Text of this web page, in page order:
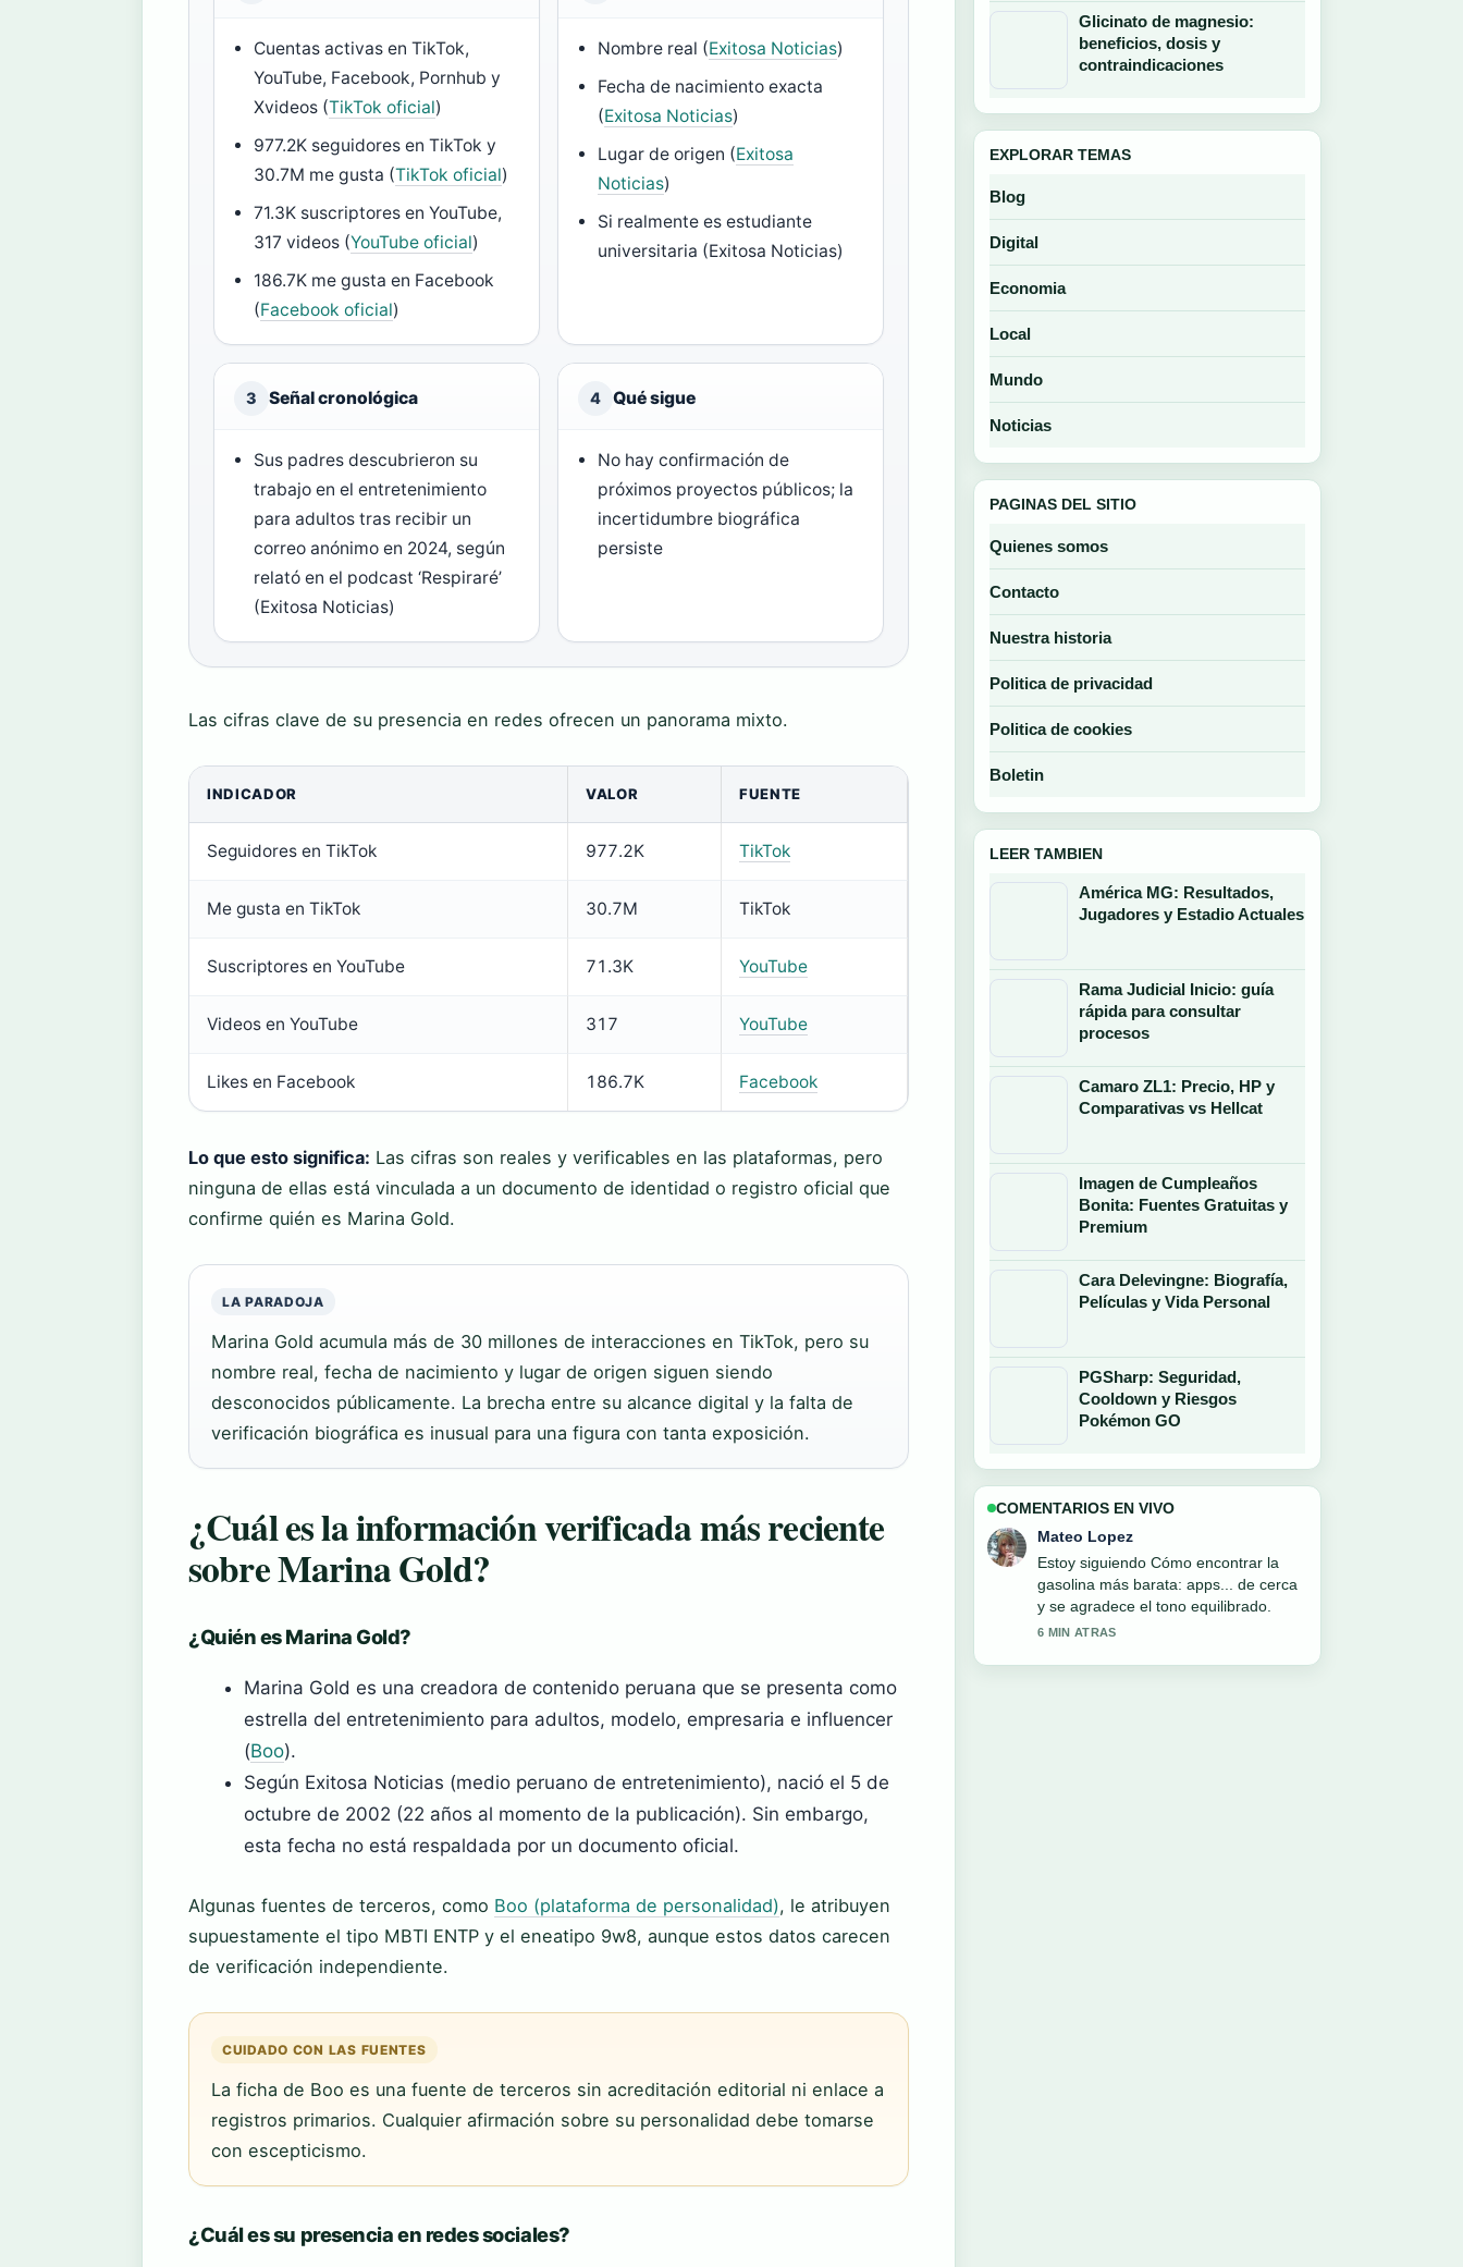
Cuentas activas en TikTok,
YouTube, Facebook, Pornhub y
Xvideos (TikTok oficial)
977.2K seguidores en TikTok y
30.7M me gusta (TikTok oficial)
71.3K suscriptores en YouTube,
317 videos (YouTube oficial)
186.7K me gusta en Facebook
(Facebook oficial)
Nombre real (Exitosa Noticias)
Fecha de nacimiento exacta
(Exitosa Noticias)
Lugar de origen (Exitosa
Noticias)
Si realmente es estudiante
universitaria (Exitosa Noticias)
3 Señal cronológica
Sus padres descubrieron su
trabajo en el entretenimiento
para adultos tras recibir un
correo anónimo en 2024, según
relató en el podcast ‘Respiraré’
(Exitosa Noticias)
4 Qué sigue
No hay confirmación de
próximos proyectos públicos; la
incertidumbre biográfica
persiste
Las cifras clave de su presencia en redes ofrecen un panorama mixto.
INDICADOR VALOR FUENTE
Seguidores en TikTok 977.2K TikTok
Me gusta en TikTok 30.7M TikTok
Suscriptores en YouTube 71.3K YouTube
Videos en YouTube 317 YouTube
Likes en Facebook 186.7K Facebook
Lo que esto significa: Las cifras son reales y verificables en las plataformas, pero
ninguna de ellas está vinculada a un documento de identidad o registro oficial que
confirme quién es Marina Gold.
LA PARADOJA
Marina Gold acumula más de 30 millones de interacciones en TikTok, pero su
nombre real, fecha de nacimiento y lugar de origen siguen siendo
desconocidos públicamente. La brecha entre su alcance digital y la falta de
verificación biográfica es inusual para una figura con tanta exposición.
¿Cuál es la información verificada más reciente
sobre Marina Gold?
¿Quién es Marina Gold?
Marina Gold es una creadora de contenido peruana que se presenta como
estrella del entretenimiento para adultos, modelo, empresaria e influencer
(Boo).
Según Exitosa Noticias (medio peruano de entretenimiento), nació el 5 de
octubre de 2002 (22 años al momento de la publicación). Sin embargo,
esta fecha no está respaldada por un documento oficial.
Algunas fuentes de terceros, como Boo (plataforma de personalidad), le atribuyen
supuestamente el tipo MBTI ENTP y el eneatipo 9w8, aunque estos datos carecen
de verificación independiente.
CUIDADO CON LAS FUENTES
La ficha de Boo es una fuente de terceros sin acreditación editorial ni enlace a
registros primarios. Cualquier afirmación sobre su personalidad debe tomarse
con escepticismo.
¿Cuál es su presencia en redes sociales?
Glicinato de magnesio:
beneficios, dosis y
contraindicaciones
EXPLORAR TEMAS
Blog
Digital
Economia
Local
Mundo
Noticias
PAGINAS DEL SITIO
Quienes somos
Contacto
Nuestra historia
Politica de privacidad
Politica de cookies
Boletin
LEER TAMBIEN
América MG: Resultados,
Jugadores y Estadio Actuales
Rama Judicial Inicio: guía
rápida para consultar
procesos
Camaro ZL1: Precio, HP y
Comparativas vs Hellcat
Imagen de Cumpleaños
Bonita: Fuentes Gratuitas y
Premium
Cara Delevingne: Biografía,
Películas y Vida Personal
PGSharp: Seguridad,
Cooldown y Riesgos
Pokémon GO
COMENTARIOS EN VIVO
Lucia Garcia
Buen contexto sobre El juego del
calamar 3: estreno y.... Por favor sigan
actualizando este hilo en vivo.
8 MIN ATRAS